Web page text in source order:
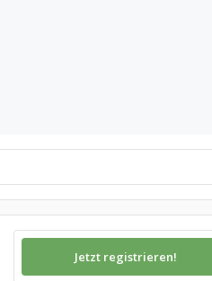
Jetzt registrieren!